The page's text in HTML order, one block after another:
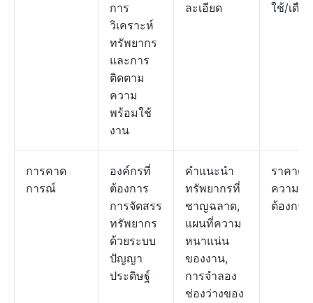
การ
วิเคราะห์
ทรัพยากร
และการ
ติดตาม
ความ
พร้อมใช้
งาน
ละเอียด
ใช้/เดือน
การคาด
การณ์
องค์กรที่
ต้องการ
การจัดสรร
ทรัพยากร
ด้วยระบบ
ปัญญา
ประดิษฐ์
คำแนะนำ
ทรัพยากรที่
ชาญฉลาด,
แผนที่ความ
หนาแน่น
ของงาน,
การจำลอง
ช่องว่างของ
ราคาต
ความ
ต้องการ